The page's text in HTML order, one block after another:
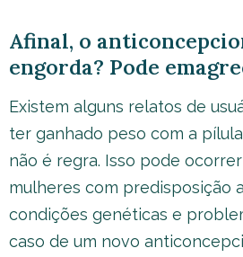
Afinal, o
engorda? Pode
Existem alguns relatos de
ter ganhado peso com a
não é regra. Isso pode
mulheres com predisposição
condições genéticas e
caso de um novo